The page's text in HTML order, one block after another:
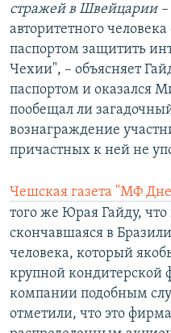
стражей в Швейцарии
авторитетного
паспортом защитить
Чехии", – объясняет
паспортом и оказался
пообещал ли
вознаграждение
причастных к ней не
Чешская газета "МФ
того же Юрая Гайду, что
скончавшаяся в
человека, который
крупной кондитерской
компании подобным
отметили, что это